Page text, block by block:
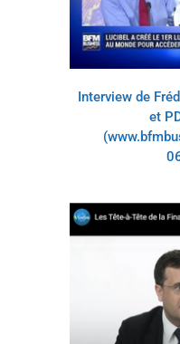
Interview de
et